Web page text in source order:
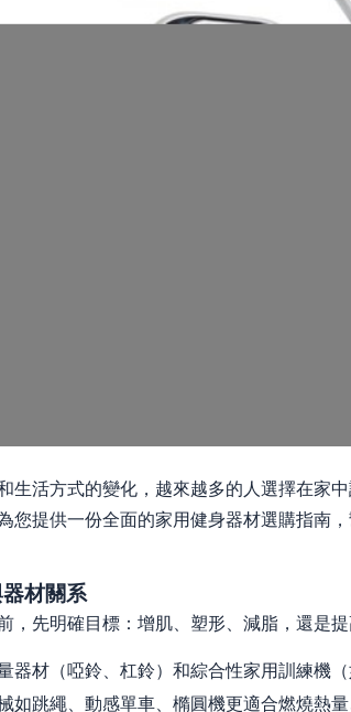
生活方式的變化，越來越多的人選擇在家
您提供一份全面的家用健身器材選購指南
材關系
，先明確目標：增肌、塑形、減脂，還是
器材（啞鈴、杠鈴）和綜合性家用訓練機（
如跳繩、動感單車、橢圓機更適合燃燒熱量